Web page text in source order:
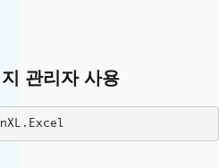
관리자 사용